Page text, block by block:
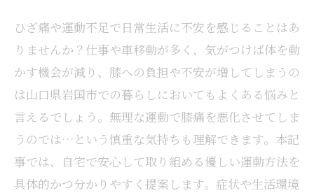
ひざ痛や運動不足で日常生活に不安を感じることはあ
りませんか？仕事や車移動が多く、気がつけば体を動
かす機会が減り、膝への負担や不安が増してしまうの
は山口県岩国市での暮らしにおいてもよくある悩みと
言えるでしょう。無理な運動で膝痛を悪化させてしま
うのでは…という慎重な気持ちも理解できます。本記
事では、自宅で安心して取り組める優しい運動方法を
具体的かつ分かりやすく提案します。症状や生活環境